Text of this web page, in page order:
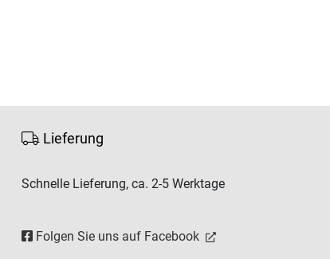
Lieferung
Schnelle Lieferung, ca. 2-5 Werktage
Folgen Sie uns auf Facebook